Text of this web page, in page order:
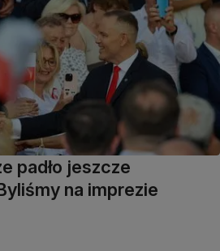
padło jeszcze
na imprezie